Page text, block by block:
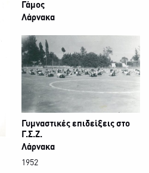
Γάμος
Λάρνακα
Γυμναστικές επιδείξεις στο
Γ.Σ.Ζ.
Λάρνακα
1952